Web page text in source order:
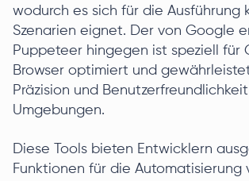
wodurch es sich für die Ausführung
Szenarien eignet. Der von Google
Puppeteer hingegen ist speziell für
Browser optimiert und
Präzision und
Umgebungen.
Diese Tools bieten Entwicklern
Funktionen für die Automatisierung